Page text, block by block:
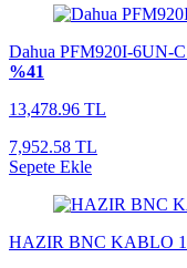
Dahua PFM920I-6UN-
%41
13,478.96 TL
7,952.58 TL
Sepete Ekle
HAZIR BNC KABLO